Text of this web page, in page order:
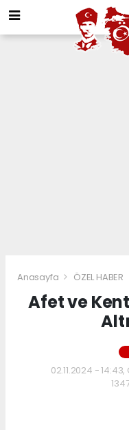
Anasayfa ÖZEL HABER
Afet ve
02.11.2024 -